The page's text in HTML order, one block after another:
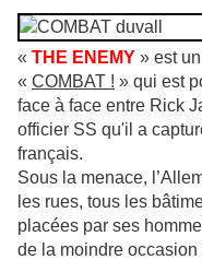
« THE ENEMY » est
« COMBAT ! » qui est
face à face entre Rick
officier SS qu'il a
français.
Sous la menace,
les rues, tous les
placées par ses
de la moindre occasion